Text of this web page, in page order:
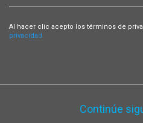
Al hacer clic acepto los términos de
privacidad
Continúe